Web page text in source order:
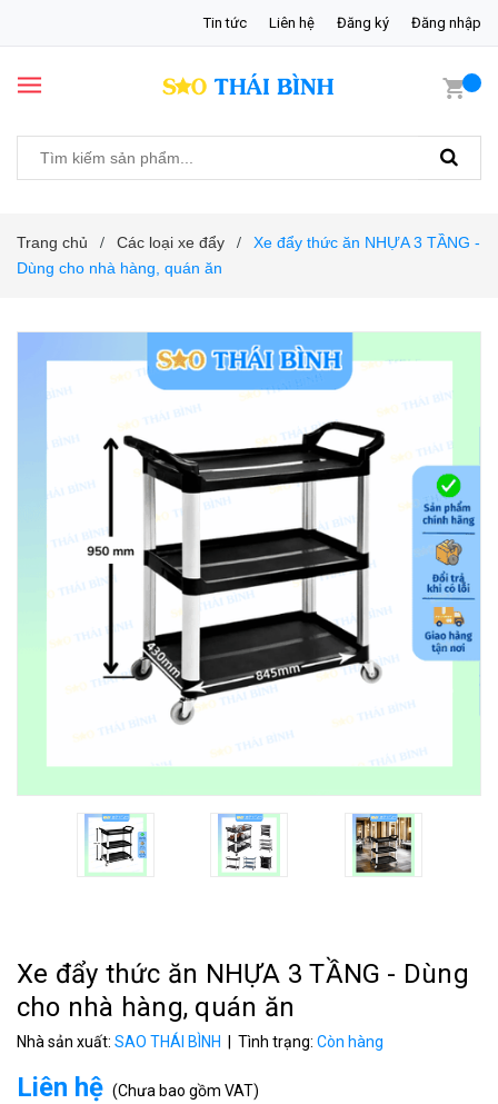
Tin tức Liên hệ Đăng ký Đăng nhập
Trang chủ / Các loại xe đẩy /
Xe đẩy thức ăn NHỰA 3 TẦNG -
Dùng cho nhà hàng, quán ăn
Xe đẩy thức ăn NHỰA 3 TẦNG - Dùng
cho nhà hàng, quán ăn
Nhà sản xuất: SAO THÁI BÌNH | Tình trạng: Còn hàng
Liên hệ (Chưa bao gồm VAT)